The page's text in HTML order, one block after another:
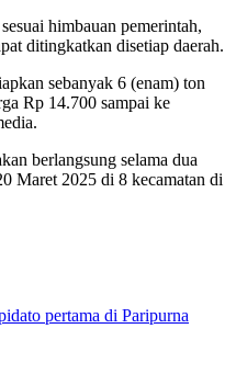
himbauan pemerintah,
ditingkatkan disetiap daerah.
sebanyak 6 (enam) ton
Rp 14.700 sampai ke
berlangsung selama dua
Maret 2025 di 8 kecamatan di
pertama di Paripurna